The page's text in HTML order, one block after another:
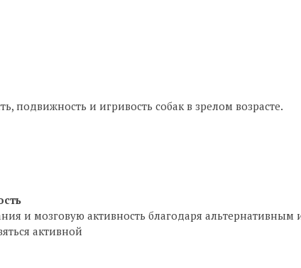
подвижность и игривость собак в зрелом возрасте.
и мозговую активность благодаря альтернативным
активной